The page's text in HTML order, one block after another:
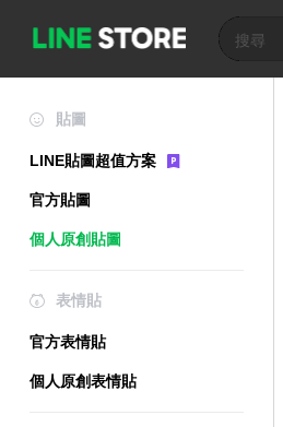
貼圖
LINE貼圖超值方案
官方貼圖
個人原創貼圖
表情貼
官方表情貼
個人原創表情貼